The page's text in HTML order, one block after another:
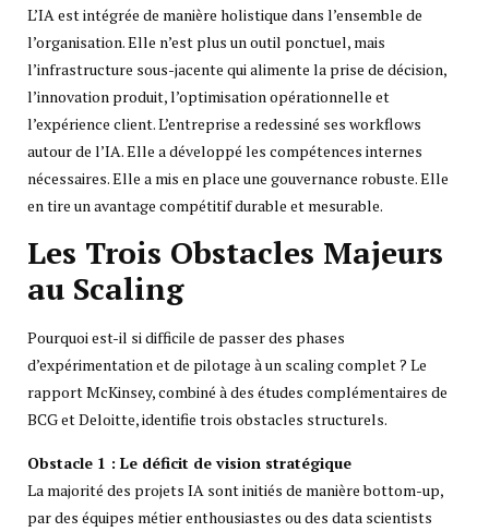
L’IA est intégrée de manière holistique dans l’ensemble de
l’organisation. Elle n’est plus un outil ponctuel, mais
l’infrastructure sous-jacente qui alimente la prise de décision,
l’innovation produit, l’optimisation opérationnelle et
l’expérience client. L’entreprise a redessiné ses workflows
autour de l’IA. Elle a développé les compétences internes
nécessaires. Elle a mis en place une gouvernance robuste. Elle
en tire un avantage compétitif durable et mesurable.
Les Trois Obstacles Majeurs
au Scaling
Pourquoi est-il si difficile de passer des phases
d’expérimentation et de pilotage à un scaling complet ? Le
rapport McKinsey, combiné à des études complémentaires de
BCG et Deloitte, identifie trois obstacles structurels.
Obstacle 1 : Le déficit de vision stratégique
La majorité des projets IA sont initiés de manière bottom-up,
par des équipes métier enthousiastes ou des data scientists